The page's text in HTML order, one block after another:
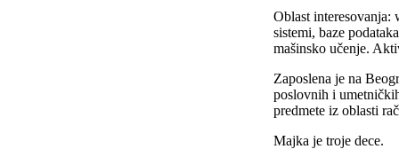
Oblast
sistemi, baze
mašinsko učenje.
Zaposlena je na
poslovnih i
predmete iz oblasti
Majka je troje dece.